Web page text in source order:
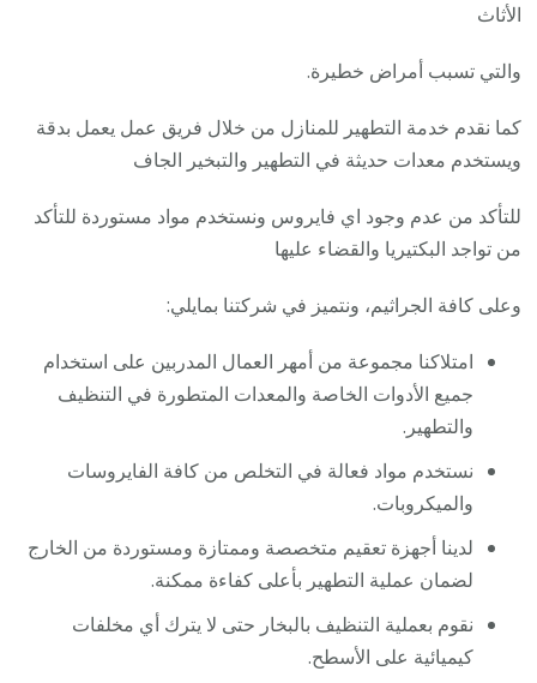
الأثاث
والتي تسبب أمراض خطيرة.
كما نقدم خدمة التطهير للمنازل من خلال فريق عمل يعمل بدقة
ويستخدم معدات حديثة في التطهير والتبخير الجاف
للتأكد من عدم وجود اي فايروس ونستخدم مواد مستوردة للتأكد
من تواجد البكتيريا والقضاء عليها
وعلى كافة الجراثيم، ونتميز في شركتنا بمايلي:
امتلاكنا مجموعة من أمهر العمال المدربين على استخدام
جميع الأدوات الخاصة والمعدات المتطورة في التنظيف
والتطهير.
نستخدم مواد فعالة في التخلص من كافة الفايروسات
والميكروبات.
لدينا أجهزة تعقيم متخصصة وممتازة ومستوردة من الخارج
لضمان عملية التطهير بأعلى كفاءة ممكنة.
نقوم بعملية التنظيف بالبخار حتى لا يترك أي مخلفات
كيميائية على الأسطح.